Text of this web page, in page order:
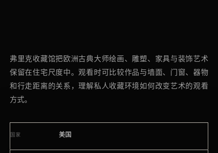
弗里克收藏馆把欧洲古典大师绘画、雕塑、家具与装饰艺术
保留在住宅尺度中。观看时可比较作品与墙面、门窗、器物
和行走距离的关系，理解私人收藏环境如何改变艺术的观看
方式。
国家 美国